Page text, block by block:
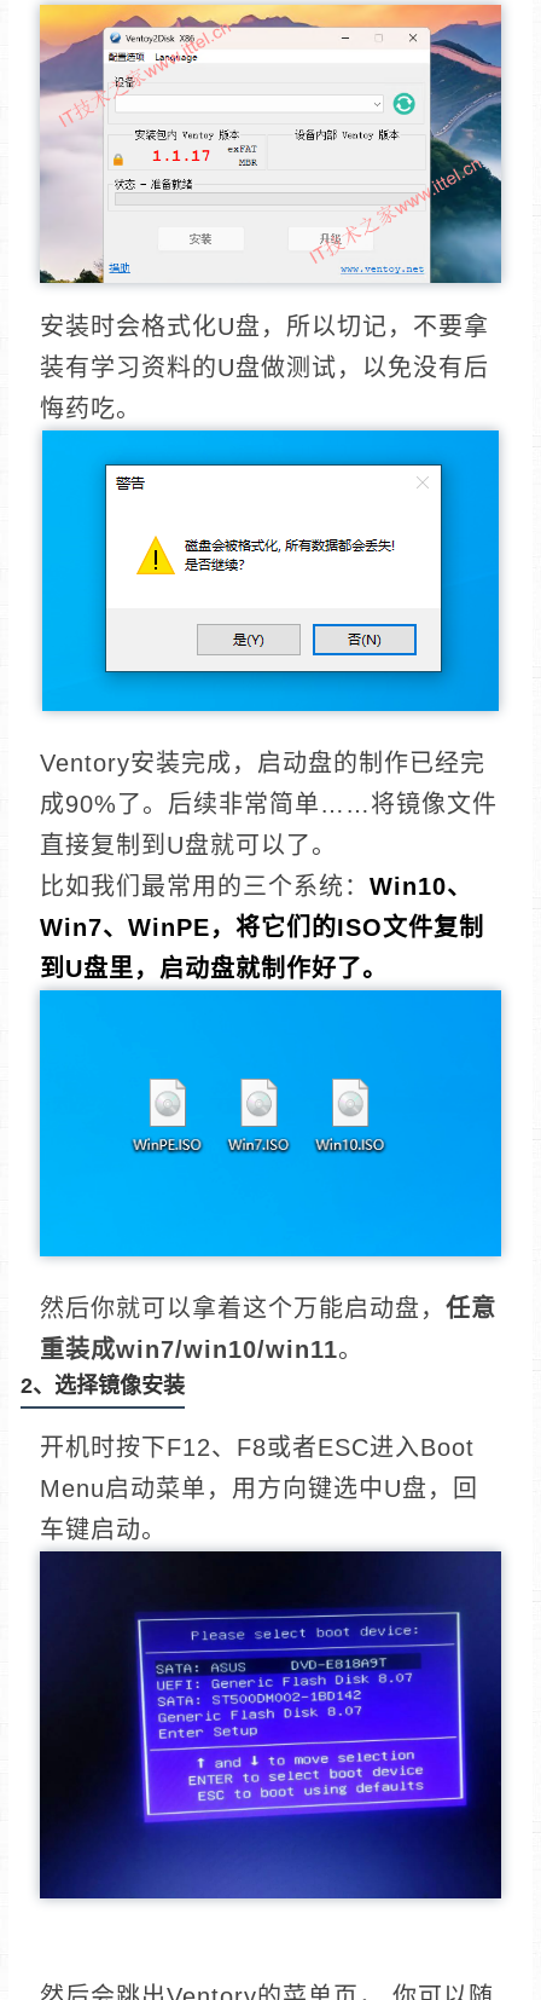
安装时会格式化U盘，所以切记，不要拿
装有学习资料的U盘做测试，以免没有后
悔药吃。
Ventory安装完成，启动盘的制作已经完
成90%了。后续非常简单……将镜像文件
直接复制到U盘就可以了。
比如我们最常用的三个系统： Win10、
Win7、WinPE，将它们的ISO文件复制
到U盘里，启动盘就制作好了。
然后你就可以拿着这个万能启动盘， 任意
重装成win7/win10/win11。
2、选择镜像安装
开机时按下F12、F8或者ESC进入Boot
Menu启动菜单，用方向键选中U盘，回
车键启动。